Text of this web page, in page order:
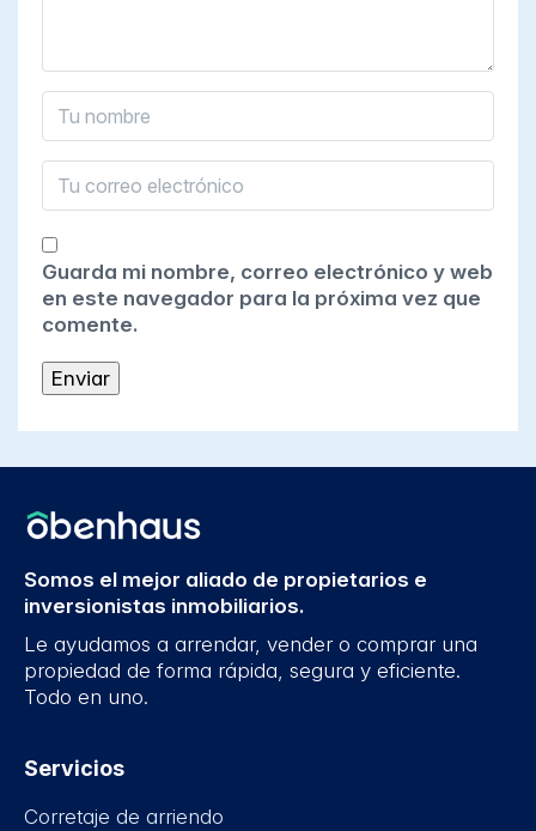
Guarda mi nombre, correo electrónico y web
en este navegador para la próxima vez que
comente.
Somos el mejor aliado de propietarios e
inversionistas inmobiliarios.
Le ayudamos a arrendar, vender o comprar una
propiedad de forma rápida, segura y eficiente.
Todo en uno.
Servicios
Corretaje de arriendo